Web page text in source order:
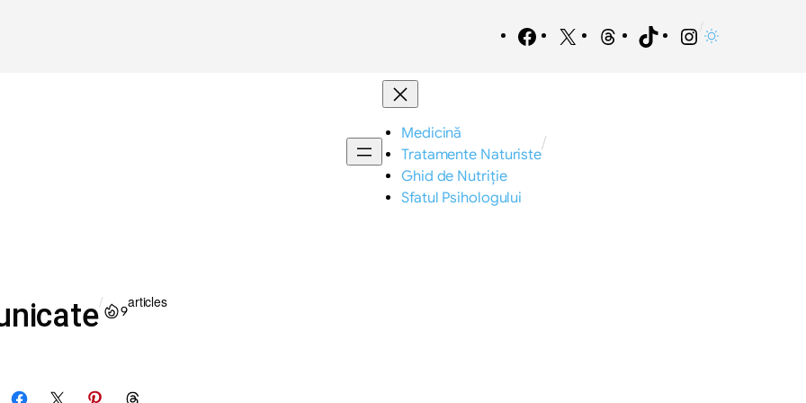
Facebook
X ThreadsTikTokInstagram
/
Medicină
Tratamente Naturiste
Ghid de Nutriție
Sfatul Psihologului
/
/ 9
articles
Share on Facebook
Share on X Share on PinterestShare on Threads